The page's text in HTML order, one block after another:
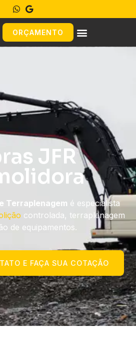
ORÇAMENTO
JFR
Terraplenagem é especialista
controlada, terraplenagem
de equipamentos.
E FAÇA SUA COTAÇÃO